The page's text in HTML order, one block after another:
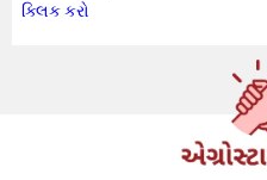
ક્લિક કરો